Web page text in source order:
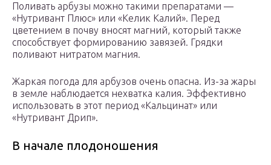
Поливать арбузы можно такими препаратами —
«Нутривант Плюс» или «Келик Калий». Перед
цветением в почву вносят магний, который также
способствует формированию завязей. Грядки
поливают нитратом магния.
Жаркая погода для арбузов очень опасна. Из-за жары
в земле наблюдается нехватка калия. Эффективно
использовать в этот период «Кальцинат» или
«Нутривант Дрип».
В начале плодоношения